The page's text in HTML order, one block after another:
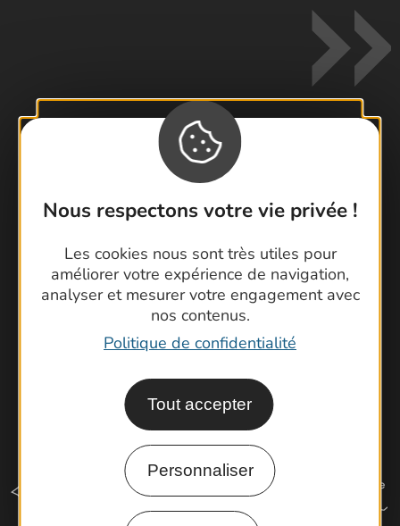
Nous respectons votre vie privée !
Les cookies nous sont très utiles pour
améliorer votre expérience de navigation,
analyser et mesurer votre engagement avec
nos contenus.
Politique de confidentialité
Tout accepter
Personnaliser
Contactez-nous !
Foire aux questions
Brochures
Cartoguides et Topoguides
Latitude Gard